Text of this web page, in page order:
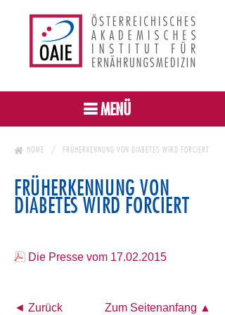
MENÜ
HOME FRÜHERKENNUNG VON DIABETES WIRD FORCIERT
FRÜHERKENNUNG VON
DIABETES WIRD FORCIERT
Die Presse vom 17.02.2015
◄ Zurück Zum Seitenanfang ▲